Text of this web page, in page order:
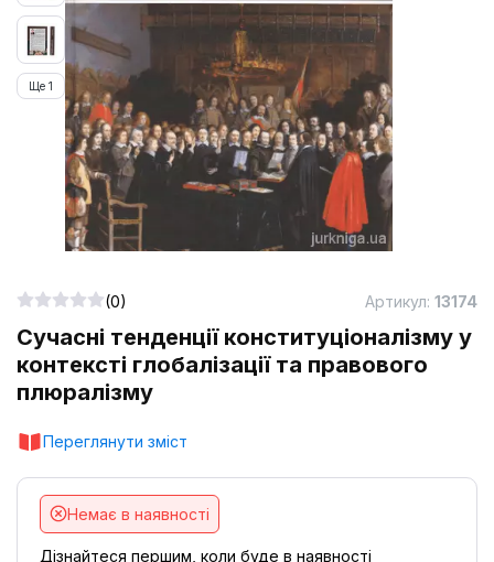
Сучасні тенденції конституціоналізму у
контексті глобалізації та правового
плюралізму
Переглянути зміст
(0) Артикул: 13174
Ще 1
Немає в наявності
Дізнайтеся першим, коли буде в наявності